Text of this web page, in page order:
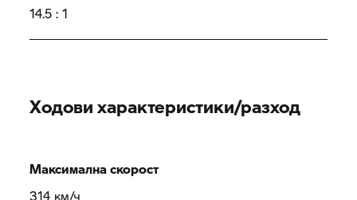
14.5 : 1
Ходови характеристики/разход
Максимална скорост
314 км/ч